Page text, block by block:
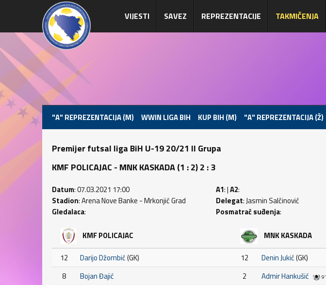
VIJESTI SAVEZ REPREZENTACIJE TAKMIČENJA
"A" REPREZENTACIJA (M) WWIN LIGA BIH KUP BIH (M) "A" REPREZENTACIJA (Ž)
Premijer futsal liga BiH U-19 20/21 II Grupa
KMF POLICAJAC - MNK KASKADA (1 : 2) 2 : 3
Datum: 07.03.2021 17:00
Stadion: Arena Nove Banke - Mrkonjić Grad
Gledalaca:
A1: |A2:
Delegat: Jasmin Salčinović
Posmatrač suđenja:
KMF POLICAJAC
12 Darijo Džombić(GK)
8
Bojan Đajić
MNK KASKADA
12 Denin Jukić(GK)
2
Admir Hankušić 9'